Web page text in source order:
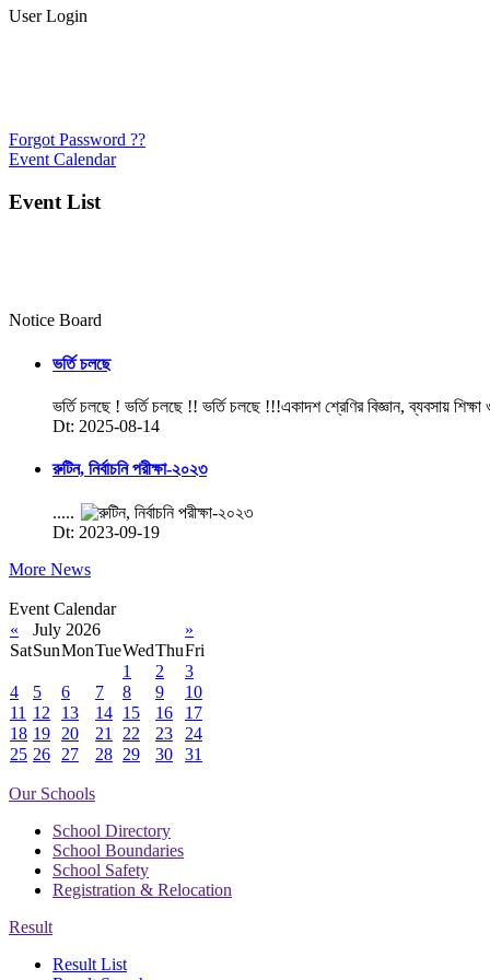
User Login
Forgot Password ??
Event Calendar
Event List
Notice Board
ভর্তি চলছে
ভর্তি চলছে ! ভর্তি চলছে !! ভর্তি চলছে !!!একাদশ শ্রেণির বিজ্ঞান, ব্যবসায়
Dt: 2025-08-14
রুটিন, নির্বাচনি পরীক্ষা-২০২৩
.....
Dt: 2023-09-19
More News
Event Calendar
«
July 2026
»
SatSunMonTueWedThuFri
1
2
3
4
5 6 7 8 9
10
11 12 13 14 15 16
17
18 19 20 21 22 23
24
25 26 27 28 29 30 31
Our Schools
School Directory
School Boundaries
School Safety
Registration & Relocation
Result
Result List